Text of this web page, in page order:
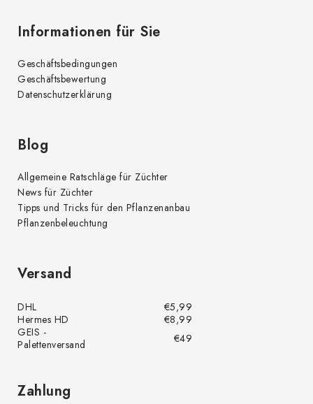
Informationen für Sie
Geschäftsbedingungen
Geschäftsbewertung
Datenschutzerklärung
Blog
Allgemeine Ratschläge für Züchter
News für Züchter
Tipps und Tricks für den Pflanzenanbau
Pflanzenbeleuchtung
Versand
DHL
€5,99
Hermes HD
€8,99
GEIS -
Palettenversand
€49
Zahlung